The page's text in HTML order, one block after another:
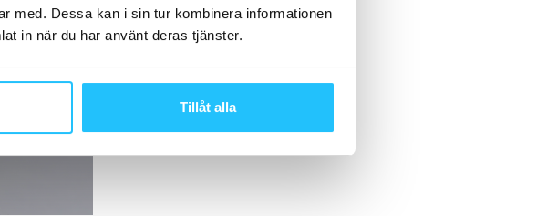
med. Dessa kan i sin tur kombinera informationen
in när du har använt deras tjänster.
Tillåt alla
0